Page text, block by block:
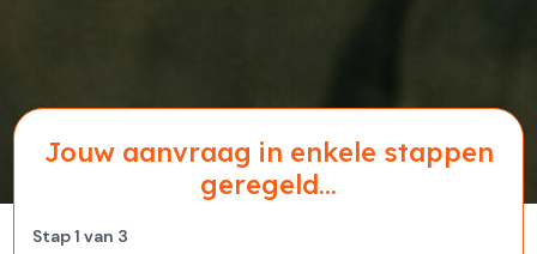
Jouw aanvraag in enkele stappen
geregeld...
Stap1 van 3